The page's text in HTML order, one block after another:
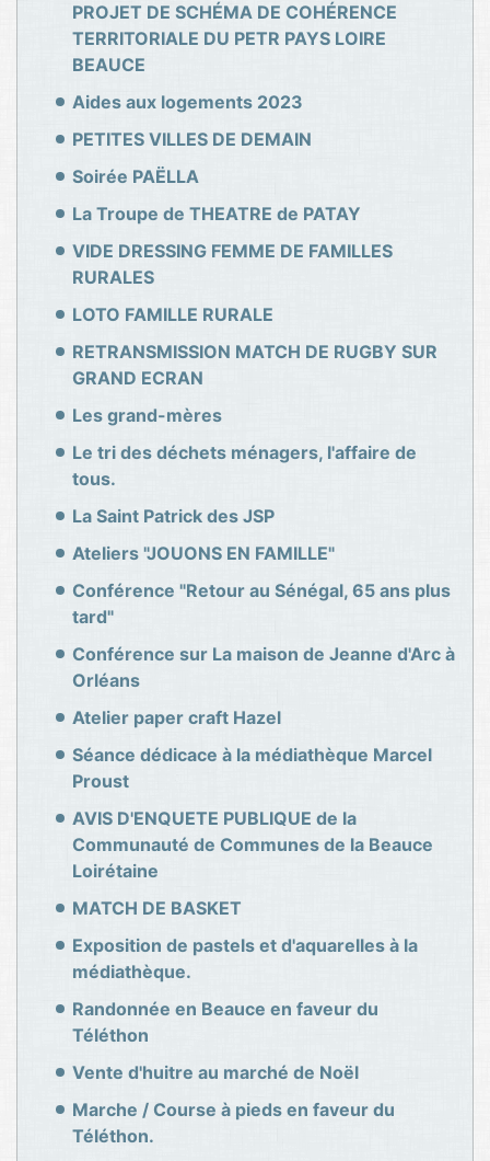
PROJET DE SCHÉMA DE COHÉRENCE
TERRITORIALE DU PETR PAYS LOIRE
BEAUCE
Aides aux logements 2023
PETITES VILLES DE DEMAIN
Soirée PAËLLA
La Troupe de THEATRE de PATAY
VIDE DRESSING FEMME DE FAMILLES
RURALES
LOTO FAMILLE RURALE
RETRANSMISSION MATCH DE RUGBY SUR
GRAND ECRAN
Les grand-mères
Le tri des déchets ménagers, l'affaire de
tous.
La Saint Patrick des JSP
Ateliers "JOUONS EN FAMILLE"
Conférence "Retour au Sénégal, 65 ans plus
tard"
Conférence sur La maison de Jeanne d'Arc à
Orléans
Atelier paper craft Hazel
Séance dédicace à la médiathèque Marcel
Proust
AVIS D'ENQUETE PUBLIQUE de la
Communauté de Communes de la Beauce
Loirétaine
MATCH DE BASKET
Exposition de pastels et d'aquarelles à la
médiathèque.
Randonnée en Beauce en faveur du
Téléthon
Vente d'huitre au marché de Noël
Marche / Course à pieds en faveur du
Téléthon.